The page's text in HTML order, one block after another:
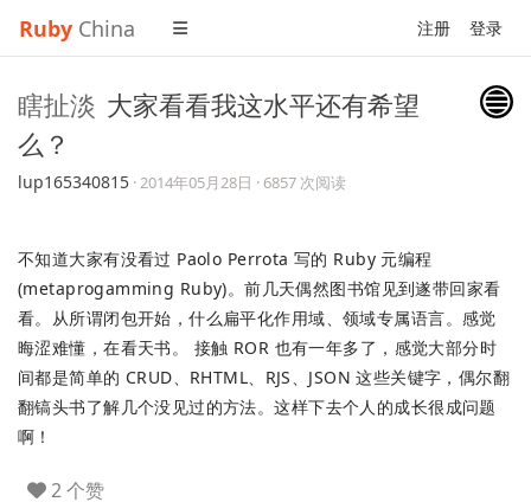
Ruby China 注册 登录
瞎扯淡 大家看看我这水平还有希望
么？
lup165340815 ·2014年05月28日 · 6857 次阅读
不知道大家有没看过 Paolo Perrota 写的 Ruby 元编程
(metaprogamming Ruby)。前几天偶然图书馆见到遂带回家看
看。从所谓闭包开始，什么扁平化作用域、领域专属语言。感觉
晦涩难懂，在看天书。 接触 ROR 也有一年多了，感觉大部分时
间都是简单的 CRUD、RHTML、RJS、JSON 这些关键字，偶尔翻
翻镐头书了解几个没见过的方法。这样下去个人的成长很成问题
啊！
2 个赞